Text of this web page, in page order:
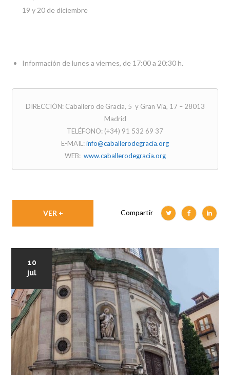
19 y 20 de diciembre
Información de lunes a viernes, de 17:00 a 20:30 h.
DIRECCIÓN: Caballero de Gracia, 5 y Gran Vía, 17 – 28013
Madrid
TELÉFONO: (+34) 91 532 69 37
E-MAIL:info@caballerodegracia.org
WEB: www.caballerodegracia.org
VER + Compartir
10
jul